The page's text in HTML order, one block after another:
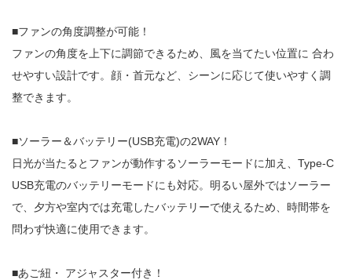
■ファンの角度調整が可能！
ファンの角度を上下に調節できるため、風を当てたい位置に 合わ
せやすい設計です。顔・首元など、シーンに応じて使いやすく調
整できます。
■ソーラー＆バッテリー(USB充電)の2WAY！
日光が当たるとファンが動作するソーラーモードに加え、Type-C
USB充電のバッテリーモードにも対応。明るい屋外ではソーラー
で、夕方や室内では充電したバッテリーで使えるため、時間帯を
問わず快適に使用できます。
■あご紐・ アジャスター付き！